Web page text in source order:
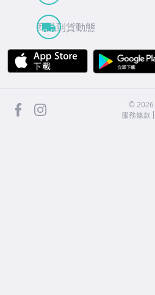
商品到貨動態
APP Store
facebook ©2026
服務條款